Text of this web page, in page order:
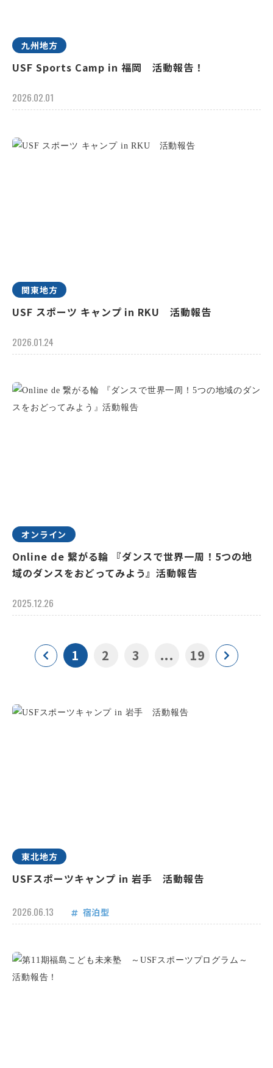
九州地方
USF Sports Camp in 福岡 活動報告！
2026.02.01
関東地方
USF スポーツ キャンプ in RKU 活動報告
2026.01.24
オンライン
Online de 繋がる輪 『ダンスで世界一周！5つの地
域のダンスをおどってみよう』活動報告
2025.12.26
1 2 3 ... 19
東北地方
USFスポーツキャンプ in 岩手 活動報告
2026.06.13 宿泊型